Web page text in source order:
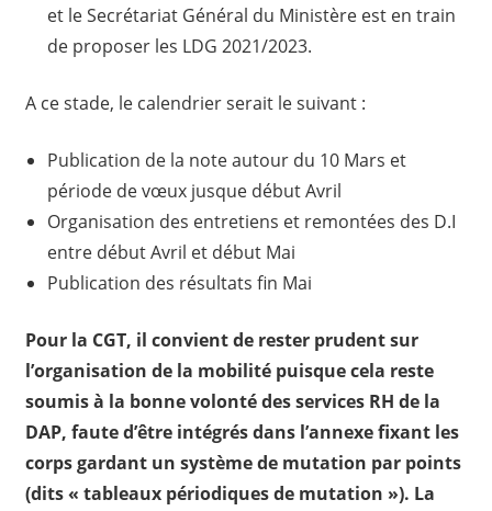
et le Secrétariat Général du Ministère est en train
de proposer les LDG 2021/2023.
A ce stade, le calendrier serait le suivant :
Publication de la note autour du 10 Mars et
période de vœux jusque début Avril
Organisation des entretiens et remontées des D.I
entre début Avril et début Mai
Publication des résultats fin Mai
Pour la CGT, il convient de rester prudent sur
l’organisation de la mobilité puisque cela reste
soumis à la bonne volonté des services RH de la
DAP, faute d’être intégrés dans l’annexe fixant les
corps gardant un système de mutation par points
(dits « tableaux périodiques de mutation »). La